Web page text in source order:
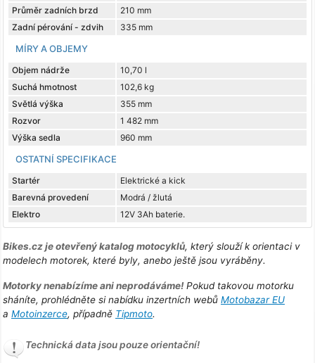
Průměr zadních brzd
210 mm
Zadní pérování - zdvih
335 mm
MÍRY A OBJEMY
Objem nádrže
10,70 l
Suchá hmotnost
102,6 kg
Světlá výška
355 mm
Rozvor
1 482 mm
Výška sedla
960 mm
OSTATNÍ SPECIFIKACE
Startér
Elektrické a kick
Barevná provedení
Modrá / žlutá
Elektro
12V 3Ah baterie.
Bikes.cz je otevřený katalog motocyklů, který slouží k orientaci v
modelech motorek, které byly, anebo ještě jsou vyráběny.
Motorky nenabízíme ani neprodáváme!Pokud takovou motorku
sháníte, prohlédněte si nabídku inzertních webů Motobazar EU
a Motoinzerce, případně Tipmoto.
Technická data jsou pouze orientační!